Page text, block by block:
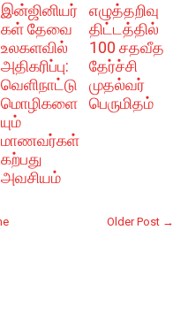
இன்ஜினியர்
கள் தேவை
உலகளவில்
அதிகரிப்பு:
வெளிநாட்டு
மொழிகளை
யும்
மாணவர்கள்
கற்பது
அவசியம்
எழுத்தறிவு
திட்டத்தில்
100 சதவீத
தேர்ச்சி
முதல்வர்
பெருமிதம்
Older Post →